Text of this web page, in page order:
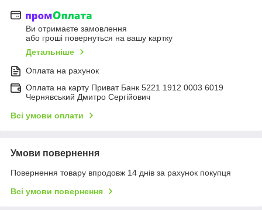
Ви отримаєте замовлення
або гроші повернуться на вашу картку
Детальніше
Оплата на рахунок
Оплата на карту Приват Банк 5221 1912 0003 6019
Чернявський Дмитро Сергійович
Всі умови оплати
Умови повернення
Повернення товару впродовж 14 днів за рахунок покупця
Всі умови повернення